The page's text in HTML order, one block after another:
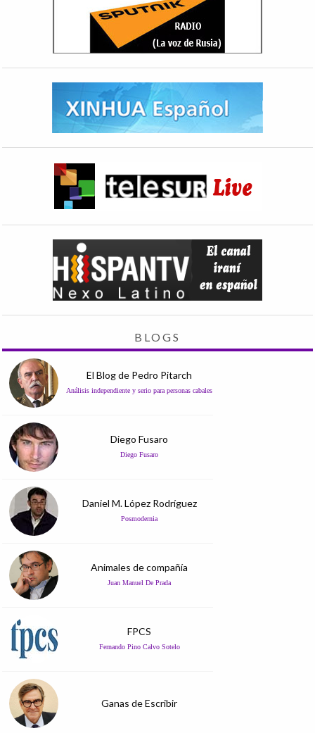
BLOGS
El Blog de Pedro Pitarch
Análisis independiente y serio para personas cabales
Diego Fusaro
Diego Fusaro
Daniel M. López Rodríguez
Posmodernia
Animales de compañía
Juan Manuel De Prada
FPCS
Fernando Pino Calvo Sotelo
Ganas de Escribir